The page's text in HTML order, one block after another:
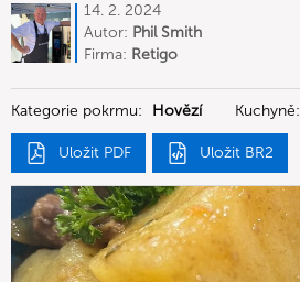
14. 2. 2024
Autor: Phil Smith
Firma: Retigo
Kategorie pokrmu: Hovězí Kuchyně:
Uložit PDF Uložit BR2